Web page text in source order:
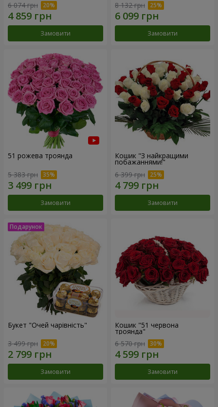
6 074 грн
Замовити
8 132 грн
Замовити
51 рожева троянда
5 383 грн
Замовити
Кошик "З найкращими
побажаннями!"
6 399 грн
Замовити
Букет "Очей чарівність"
3 499 грн
Замовити
Кошик "51 червона
троянда"
6 570 грн
Замовити